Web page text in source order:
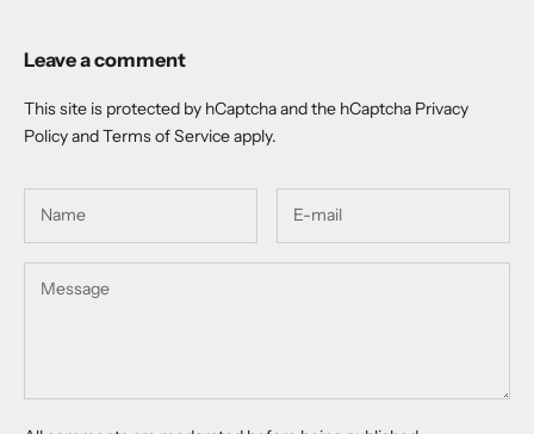
Leave a comment
This site is protected by hCaptcha and the hCaptcha Privacy
PolicyandTerms of Serviceapply.